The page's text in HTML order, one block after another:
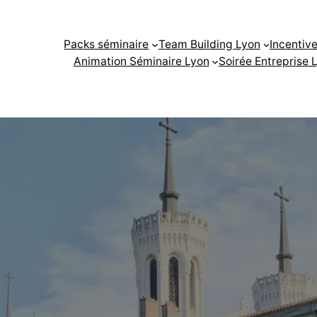
Packs séminaire Team Building Lyon
Animation Séminaire Lyon
Soirée Entreprise